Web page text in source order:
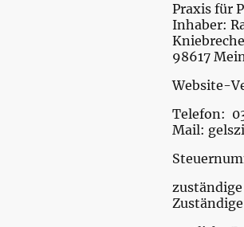
Praxis für
Inhaber:
98617
Website-
Telefon:
Mail: